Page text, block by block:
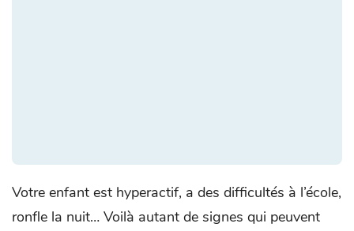
Votre enfant est hyperactif, a des difficultés à l’école,
ronfle la nuit… Voilà autant de signes qui peuvent